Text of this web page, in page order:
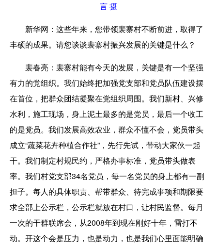
言 摄
新华网： 这些年来，您带领裴寨村不断前进，取得了
丰硕的成果。请您谈谈裴寨村振兴发展的关键是什么？
裴春亮： 裴寨村能有今天的发展，关键是有一个坚强
有力的党组织。我们始终把加强党支部和党员队伍建设摆
在首位，把群众团结凝聚在党组织周围。我们新村、兴修
水利，施工现场，身上泥土最多的是党员，最后一个收工
的是党员。我们发展高效农业，群众不懂不会，党员带头
成立“蔬菜花卉种植合作社”，先行先试，带动大家伙一起
干。我们制定村规民约，严格办事标准，党员带头做表
率。我们村党支部34名党员，每一名党员的身上都有一副
担子。每人的具体职责、帮带群众、待完成事项和期限要
求全部上公示栏，公示栏就放在村口，让村民监督。每月
一次的干群联席会，从2008年到现在刚好十年，雷打不
动。开这个会是压力，也是动力，也是我们心里面能明确